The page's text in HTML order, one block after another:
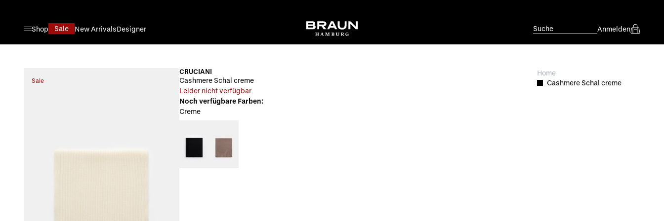
Shop
Sale New ArrivalsDesigner Suche Anmelden
Sale
CRUCIANI
Cashmere Schal creme
Leider nicht verfügbar
Noch verfügbare Farben:
Creme
Home
Cashmere Schal creme